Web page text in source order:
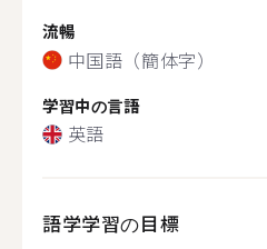
流暢
中国語（簡体字）
学習中の言語
英語
語学学習の目標